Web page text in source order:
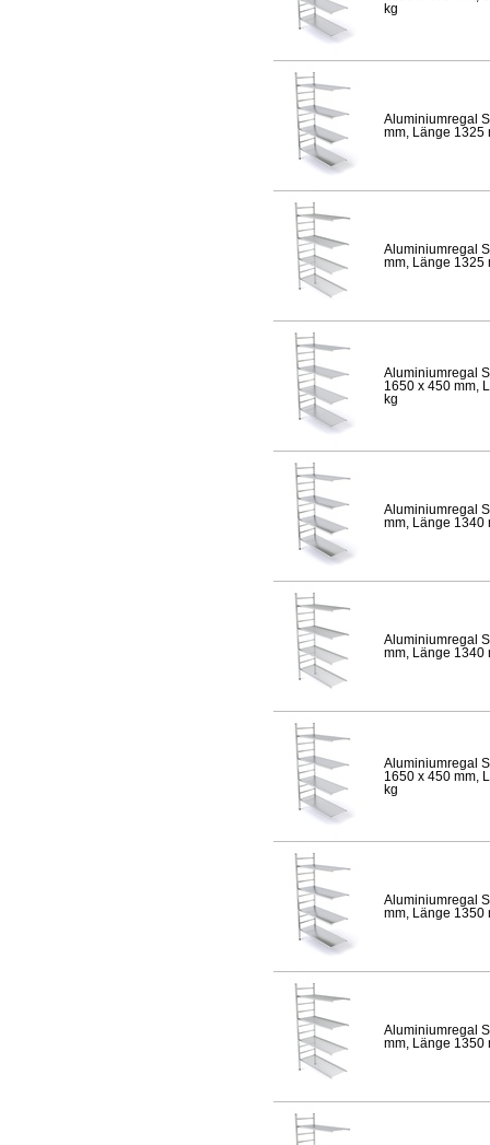
kg
Aluminiumregal
mm, Länge 1325
Aluminiumregal
mm, Länge 1325
Aluminiumregal
1650 x 450 mm,
kg
Aluminiumregal
mm, Länge 1340
Aluminiumregal
mm, Länge 1340
Aluminiumregal
1650 x 450 mm,
kg
Aluminiumregal
mm, Länge 1350
Aluminiumregal
mm, Länge 1350